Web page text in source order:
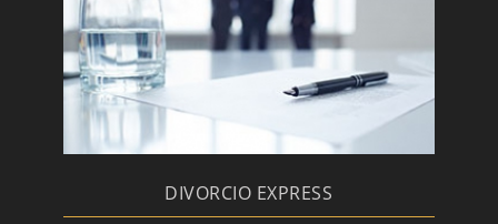
DIVORCIO EXPRESS